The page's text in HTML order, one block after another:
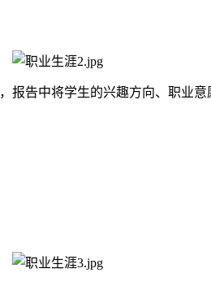
，报告中将学生的兴趣方向、职业